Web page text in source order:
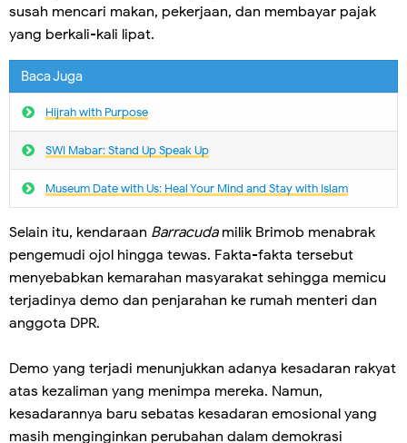
susah mencari makan, pekerjaan, dan membayar pajak
yang berkali-kali lipat.
Baca Juga
Hijrah with Purpose
SWI Mabar: Stand Up Speak Up
Museum Date with Us: Heal Your Mind and Stay with Islam
Selain itu, kendaraan Barracudamilik Brimob menabrak
pengemudi ojol hingga tewas. Fakta-fakta tersebut
menyebabkan kemarahan masyarakat sehingga memicu
terjadinya demo dan penjarahan ke rumah menteri dan
anggota DPR.
Demo yang terjadi menunjukkan adanya kesadaran rakyat
atas kezaliman yang menimpa mereka. Namun,
kesadarannya baru sebatas kesadaran emosional yang
masih menginginkan perubahan dalam demokrasi